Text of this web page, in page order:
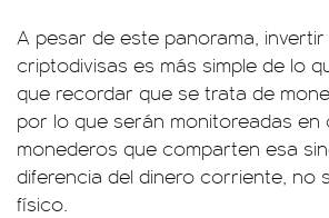
A pesar de este panorama,
criptodivisas es más simple de lo
que recordar que se trata de
por lo que serán monitoreadas
monederos que comparten esa
diferencia del dinero corriente, no
físico.